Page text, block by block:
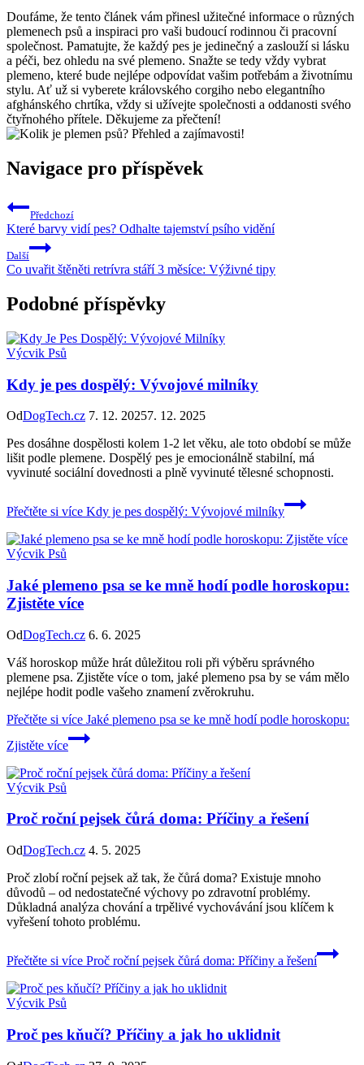
Doufáme, že tento článek vám přinesl užitečné informace o různých
plemenech psů a inspiraci pro vaši budoucí rodinnou či pracovní
společnost. Pamatujte, že každý pes je jedinečný a zaslouží si lásku
a péči, bez ohledu na své plemeno. Snažte se tedy vždy vybrat
plemeno, které bude nejlépe odpovídat vašim potřebám a životnímu
stylu. Ať už si vyberete královského corgiho nebo elegantního
afghánského chrtíka, vždy si užívejte společnosti a oddanosti svého
čtyřnohého přítele. Děkujeme za přečtení!
Navigace pro příspěvek
Předchozí
Které barvy vidí pes? Odhalte tajemství psího vidění
Další
Co uvařit štěněti retrívra stáří 3 měsíce: Výživné tipy
Podobné příspěvky
Výcvik Psů
Kdy je pes dospělý: Vývojové milníky
OdDogTech.cz 7. 12. 20257. 12. 2025
Pes dosáhne dospělosti kolem 1-2 let věku, ale toto období se může
lišit podle plemene. Dospělý pes je emocionálně stabilní, má
vyvinuté sociální dovednosti a plně vyvinuté tělesné schopnosti.
Přečtěte si více Kdy je pes dospělý: Vývojové milníky
Výcvik Psů
Jaké plemeno psa se ke mně hodí podle horoskopu:
Zjistěte více
OdDogTech.cz 6. 6. 2025
Váš horoskop může hrát důležitou roli při výběru správného
plemene psa. Zjistěte více o tom, jaké plemeno psa by se vám mělo
nejlépe hodit podle vašeho znamení zvěrokruhu.
Přečtěte si více Jaké plemeno psa se ke mně hodí podle horoskopu:
Zjistěte více
Výcvik Psů
Proč roční pejsek čůrá doma: Příčiny a řešení
OdDogTech.cz 4. 5. 2025
Proč zlobí roční pejsek až tak, že čůrá doma? Existuje mnoho
důvodů – od nedostatečné výchovy po zdravotní problémy.
Důkladná analýza chování a trpělivé vychovávání jsou klíčem k
vyřešení tohoto problému.
Přečtěte si více Proč roční pejsek čůrá doma: Příčiny a řešení
Výcvik Psů
Proč pes kňučí? Příčiny a jak ho uklidnit